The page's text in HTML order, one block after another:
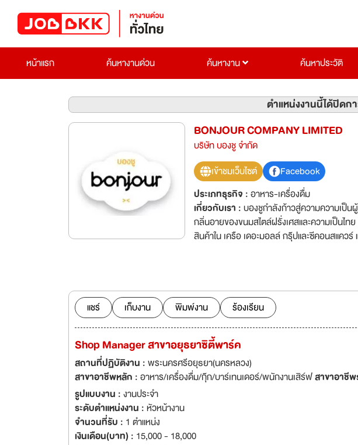
หน้าแรก
ค้นหางานด่วน ค้นหางาน ค้นหาประวัติ
ตำแหน่งงานนี้ได้ปิดก
BONJOUR COMPANY LIMITED
บริษัท บองชู จำกัด
เข้าชมเว็บไซต์
Facebook
ประเภทธุรกิจ :อาหาร-เครื่องดื่ม
เกี่ยวกับเรา :บองชูกำลังก้าวสู่ความความเป็
กลิ่นอายของขนมสไตล์ฝรั่งเศสและความเป็นไ
สินค้าใน เครือ เดอะมอลล์ กรุ๊ปและซีคอนสแคว
แชร์ เก็บงาน พิมพ์งาน ร้องเรียน
Shop Manager สาขาอยุธยาซิตี้พาร์ค
สถานที่ปฏิบัติงาน :พระนครศรีอยุธยา(นครหลวง)
สาขาอาชีพหลัก :อาหาร/เครื่องดื่ม/กุ๊ก/บาร์เทนเดอร์/พนักงานเสิร์ฟสาขาอาชีพ
รูปแบบงาน :งานประจำ
ระดับตำแหน่งงาน :หัวหน้างาน
จำนวนที่รับ : 1 ตำแหน่ง
เงินเดือน(บาท) : 15,000 - 18,000